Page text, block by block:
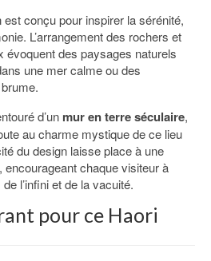
conçu pour inspirer la sérénité,
L’arrangement des rochers et
évoquent des paysages naturels
une mer calme ou des
d’un mur en terre séculaire,
au charme mystique de ce lieu
du design laisse place à une
encourageant chaque visiteur à
l’infini et de la vacuité.
pour ce Haori